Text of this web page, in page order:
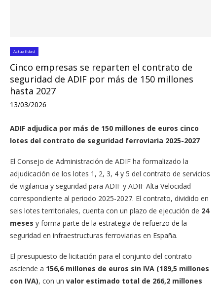
Actualidad
Cinco empresas se reparten el contrato de
seguridad de ADIF por más de 150 millones
hasta 2027
13/03/2026
ADIF adjudica por más de 150 millones de euros cinco
lotes del contrato de seguridad ferroviaria 2025-2027
El Consejo de Administración de ADIF ha formalizado la
adjudicación de los lotes 1, 2, 3, 4 y 5 del contrato de servicios
de vigilancia y seguridad para ADIF y ADIF Alta Velocidad
correspondiente al periodo 2025-2027. El contrato, dividido en
seis lotes territoriales, cuenta con un plazo de ejecución de 24
meses y forma parte de la estrategia de refuerzo de la
seguridad en infraestructuras ferroviarias en España.
El presupuesto de licitación para el conjunto del contrato
asciende a 156,6 millones de euros sin IVA (189,5 millones
con IVA), con un valor estimado total de 266,2 millones